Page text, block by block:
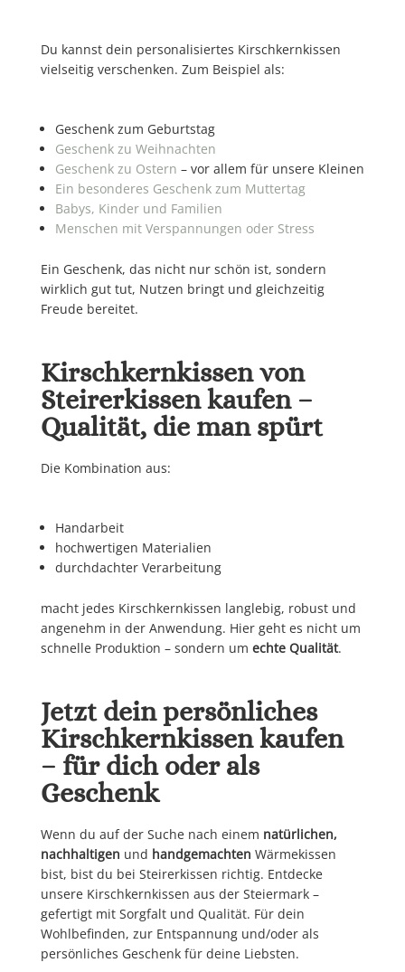
Du kannst dein personalisiertes Kirschkernkissen
vielseitig verschenken. Zum Beispiel als:
Geschenk zum Geburtstag
Geschenk zu Weihnachten
Geschenk zu Ostern – vor allem für unsere Kleinen
Ein besonderes Geschenk zum Muttertag
Babys, Kinder und Familien
Menschen mit Verspannungen oder Stress
Ein Geschenk, das nicht nur schön ist, sondern
wirklich gut tut, Nutzen bringt und gleichzeitig
Freude bereitet.
Kirschkernkissen von
Steirerkissen kaufen –
Qualität, die man spürt
Die Kombination aus:
Handarbeit
hochwertigen Materialien
durchdachter Verarbeitung
macht jedes Kirschkernkissen langlebig, robust und
angenehm in der Anwendung. Hier geht es nicht um
schnelle Produktion – sondern um echte Qualität.
Jetzt dein persönliches
Kirschkernkissen kaufen
– für dich oder als
Geschenk
Wenn du auf der Suche nach einem natürlichen,
nachhaltigen und handgemachten Wärmekissen
bist, bist du bei Steirerkissen richtig. Entdecke
unsere Kirschkernkissen aus der Steiermark –
gefertigt mit Sorgfalt und Qualität. Für dein
Wohlbefinden, zur Entspannung und/oder als
persönliches Geschenk für deine Liebsten.